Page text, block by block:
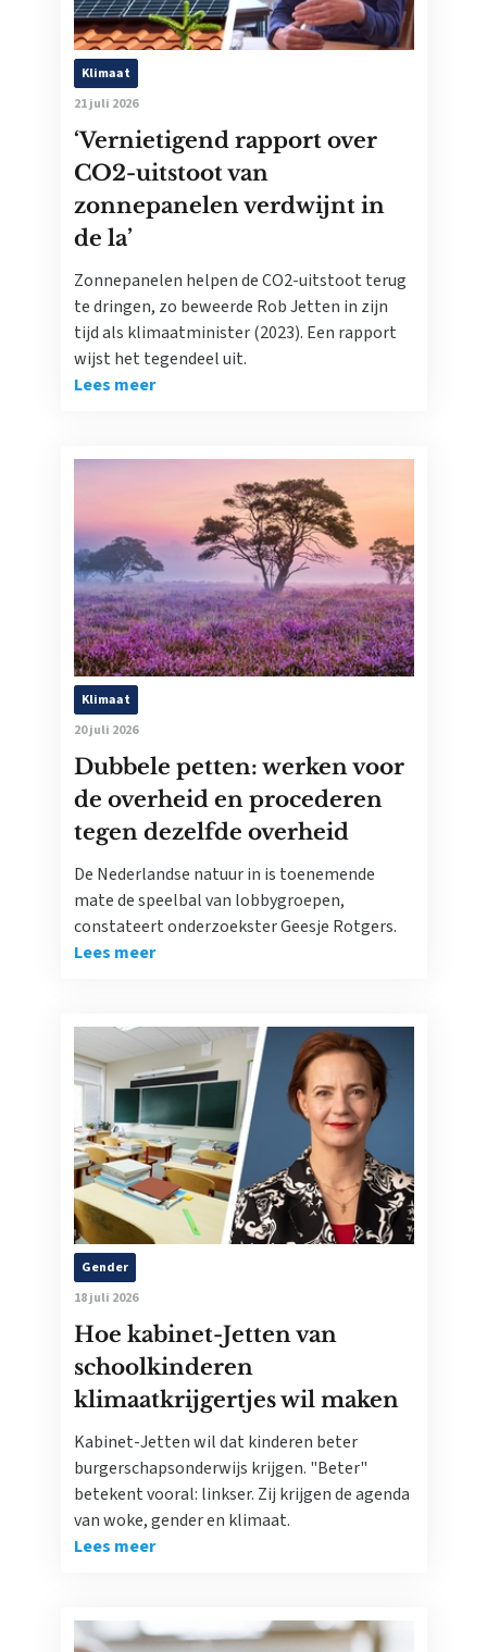
Klimaat
21 juli 2026
‘Vernietigend rapport over
CO2-uitstoot van
zonnepanelen verdwijnt in
de la’
Zonnepanelen helpen de CO2-uitstoot terug
te dringen, zo beweerde Rob Jetten in zijn
tijd als klimaatminister (2023). Een rapport
wijst het tegendeel uit.
Lees meer
Klimaat
20 juli 2026
Dubbele petten: werken voor
de overheid en procederen
tegen dezelfde overheid
De Nederlandse natuur in is toenemende
mate de speelbal van lobbygroepen,
constateert onderzoekster Geesje Rotgers.
Lees meer
Gender
18 juli 2026
Hoe kabinet-Jetten van
schoolkinderen
klimaatkrijgertjes wil maken
Kabinet-Jetten wil dat kinderen beter
burgerschapsonderwijs krijgen. "Beter"
betekent vooral: linkser. Zij krijgen de agenda
van woke, gender en klimaat.
Lees meer